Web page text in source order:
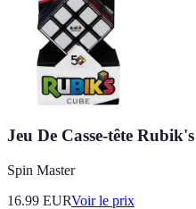
Jeu De Casse-tête
Spin Master
16.99 EURVoir le prix